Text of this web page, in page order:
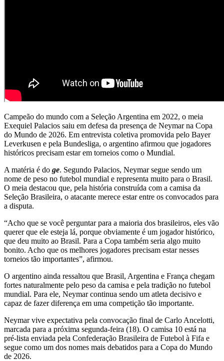
Campeão do mundo com a Seleção Argentina em 2022, o meia
Exequiel Palacios saiu em defesa da presença de Neymarna Copa
do Mundo de 2026. Em entrevista coletiva promovida pelo Bayer
Leverkusen e pela Bundesliga, o argentino afirmou que jogadores
históricos precisam estar em torneios como o Mundial.
A matéria é do ge. Segundo Palacios, Neymar segue sendo um
nome de peso no futebol mundial e representa muito para o Brasil.
O meia destacou que, pela história construída com a camisa da
Seleção Brasileira, o atacante merece estar entre os convocados para
a disputa.
“Acho que se você perguntar para a maioria dos brasileiros, eles vão
querer que ele esteja lá, porque obviamente é um jogador histórico,
que deu muito ao Brasil. Para a Copa também seria algo muito
bonito. Acho que os melhores jogadores precisam estar nesses
torneios tão importantes”, afirmou.
O argentino ainda ressaltou que Brasil, Argentina e França chegam
fortes naturalmente pelo peso da camisa e pela tradição no futebol
mundial. Para ele, Neymar continua sendo um atleta decisivo e
capaz de fazer diferença em uma competição tão importante.
Neymar vive expectativa pela convocação final de Carlo Ancelotti,
marcada para a próxima segunda-feira (18). O camisa 10 está na
pré-lista enviada pela Confederação Brasileira de Futebol à Fifa e
segue como um dos nomes mais debatidos para a Copa do Mundo
de 2026.